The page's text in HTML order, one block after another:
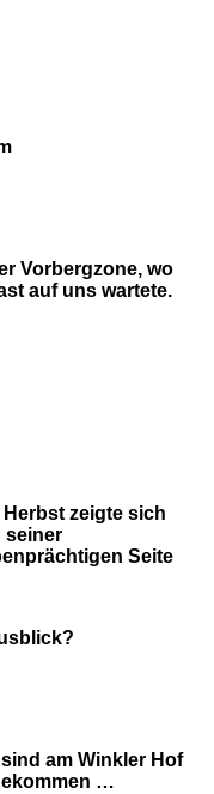
Vorbergzone, wo
auf uns wartete.
Herbst zeigte sich
seiner
Seite
am Winkler Hof
…